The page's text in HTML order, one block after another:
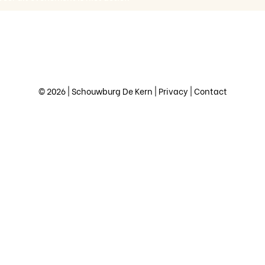
© 2026 | Schouwburg De Kern | Privacy Contact